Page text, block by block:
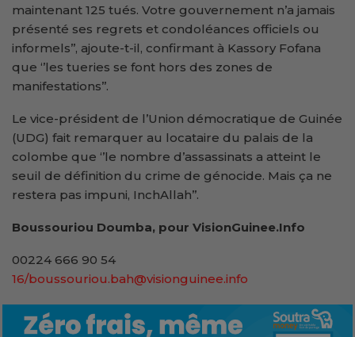
maintenant 125 tués. Votre gouvernement n’a jamais
présenté ses regrets et condoléances officiels ou
informels’’, ajoute-t-il, confirmant à Kassory Fofana
que ‘’les tueries se font hors des zones de
manifestations’’.
Le vice-président de l’Union démocratique de Guinée
(UDG) fait remarquer au locataire du palais de la
colombe que ‘’le nombre d’assassinats a atteint le
seuil de définition du crime de génocide. Mais ça ne
restera pas impuni, InchAllah’’.
Boussouriou Doumba, pour VisionGuinee.Info
00224 666 90 54
16/boussouriou.bah@visionguinee.info